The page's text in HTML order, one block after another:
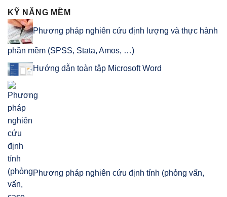
KỸ NĂNG MỀM
Phương pháp nghiên cứu định lượng và thực hành
phần mềm (SPSS, Stata, Amos, …)
Hướng dẫn toàn tập Microsoft Word
Phương pháp nghiên cứu định tính (phỏng vấn,